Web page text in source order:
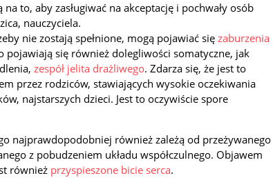
na to, aby zasługiwać na akceptację i pochwały osób
nauczyciela.
nie zostają spełnione, mogą pojawiać się zaburzenia
pojawiają się również dolegliwości somatyczne, jak
zespół jelita drażliwego. Zdarza się, że jest to
przez rodziców, stawiających wysokie oczekiwania
najstarszych dzieci. Jest to oczywiście spore
najprawdopodobniej również zależą od przeżywanego
z pobudzeniem układu współczulnego. Objawem
również przyspieszone bicie serca.